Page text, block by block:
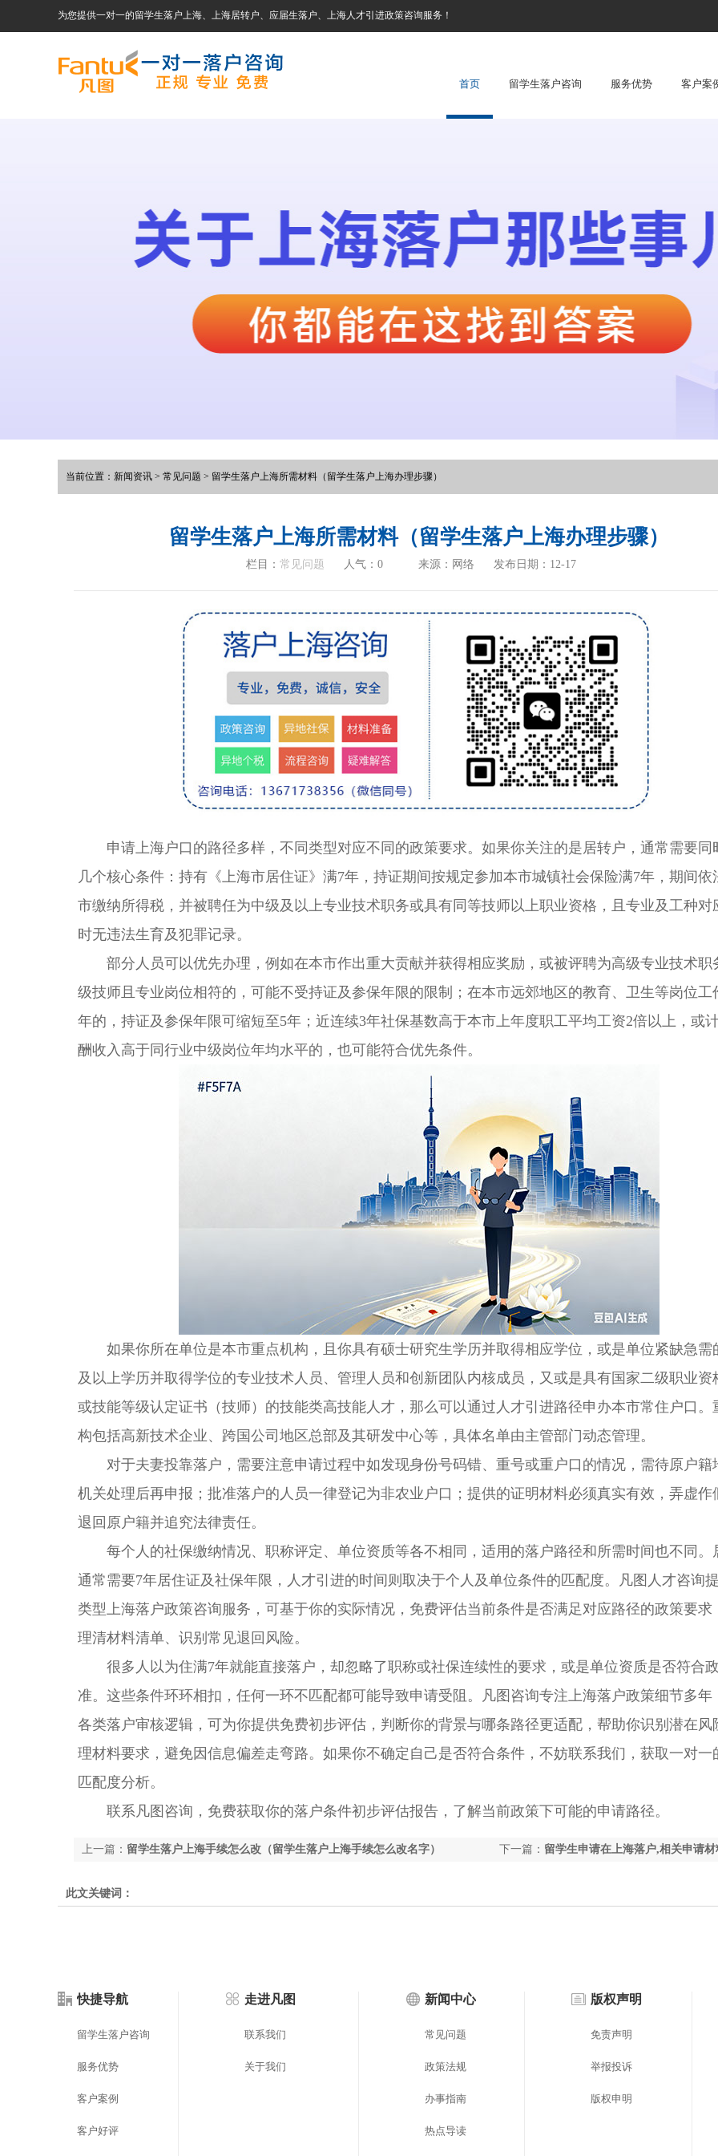
为您提供一对一的留学生落户上海、上海居转户、应届生落户、上海人才引进政策咨询服务！
首页 留学生落户咨询 服务优势 客户案
当前位置： 新闻资讯 > 常见问题 > 留学生落户上海所需材料（留学生落户上海办理步骤）
留学生落户上海所需材料（留学生落户上海办理步骤）
栏目： 常见问题 人气： 0 来源：网络 发布日期：12-17
申请上海户口的路径多样，不同类型对应不同的政策要求。如果你关注的是居转户，通常需要同
几个核心条件：持有《上海市居住证》满7年，持证期间按规定参加本市城镇社会保险满7年，期间依
市缴纳所得税，并被聘任为中级及以上专业技术职务或具有同等技师以上职业资格，且专业及工种对
时无违法生育及犯罪记录。
部分人员可以优先办理，例如在本市作出重大贡献并获得相应奖励，或被评聘为高级专业技术职
级技师且专业岗位相符的，可能不受持证及参保年限的限制；在本市远郊地区的教育、卫生等岗位工
年的，持证及参保年限可缩短至5年；近连续3年社保基数高于本市上年度职工平均工资2倍以上，或
酬收入高于同行业中级岗位年均水平的，也可能符合优先条件。
如果你所在单位是本市重点机构，且你具有硕士研究生学历并取得相应学位，或是单位紧缺急需
及以上学历并取得学位的专业技术人员、管理人员和创新团队内核成员，又或是具有国家二级职业资
或技能等级认定证书（技师）的技能类高技能人才，那么可以通过人才引进路径申办本市常住户口。
构包括高新技术企业、跨国公司地区总部及其研发中心等，具体名单由主管部门动态管理。
对于夫妻投靠落户，需要注意申请过程中如发现身份号码错、重号或重户口的情况，需待原户籍
机关处理后再申报；批准落户的人员一律登记为非农业户口；提供的证明材料必须真实有效，弄虚作
退回原户籍并追究法律责任。
每个人的社保缴纳情况、职称评定、单位资质等各不相同，适用的落户路径和所需时间也不同。
通常需要7年居住证及社保年限，人才引进的时间则取决于个人及单位条件的匹配度。凡图人才咨询
类型上海落户政策咨询服务，可基于你的实际情况，免费评估当前条件是否满足对应路径的政策要求
理清材料清单、识别常见退回风险。
很多人以为住满7年就能直接落户，却忽略了职称或社保连续性的要求，或是单位资质是否符合
准。这些条件环环相扣，任何一环不匹配都可能导致申请受阻。凡图咨询专注上海落户政策细节多年
各类落户审核逻辑，可为你提供免费初步评估，判断你的背景与哪条路径更适配，帮助你识别潜在风
理材料要求，避免因信息偏差走弯路。如果你不确定自己是否符合条件，不妨联系我们，获取一对一
匹配度分析。
联系凡图咨询，免费获取你的落户条件初步评估报告，了解当前政策下可能的申请路径。
下一篇： 留学生申请在上海落户,相关申请材
上一篇： 留学生落户上海手续怎么改（留学生落户上海手续怎么改名字）
此文关键词：
快捷导航
留学生落户咨询
服务优势
客户案例
客户好评
走进凡图
联系我们
关于我们
新闻中心
常见问题
政策法规
办事指南
热点导读
版权声明
免责声明
举报投诉
版权申明